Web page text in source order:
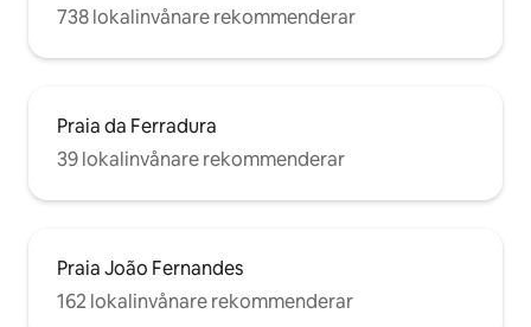
738 lokalinvånare rekommenderar
Praia da Ferradura
39 lokalinvånare rekommenderar
Praia João Fernandes
162 lokalinvånare rekommenderar